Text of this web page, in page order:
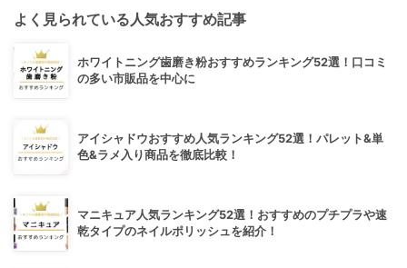
よく見られている人気おすすめ記事
ホワイトニング歯磨き粉おすすめランキング52選！口コミ
の多い市販品を中心に
アイシャドウおすすめ人気ランキング52選！パレット&単
色&ラメ入り商品を徹底比較！
マニキュア人気ランキング52選！おすすめのプチプラや速
乾タイプのネイルポリッシュを紹介！